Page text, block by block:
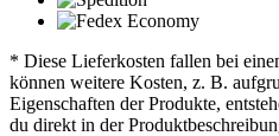
* Diese Lieferkosten fallen bei
können weitere Kosten, z. B.
Eigenschaften der Produkte,
du direkt in der